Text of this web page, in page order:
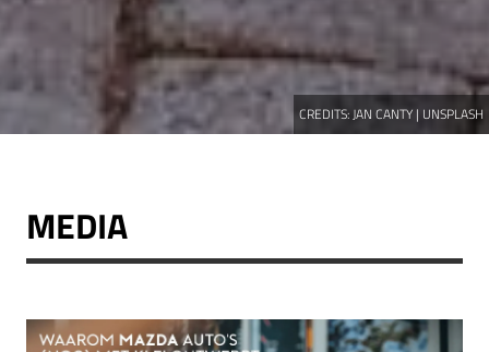
CREDITS: JAN CANTY | UNSPLASH
MEDIA